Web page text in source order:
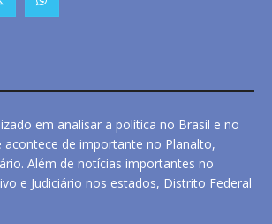
em analisar a política no Brasil e no
acontece de importante no Planalto,
Além de notícias importantes no
e Judiciário nos estados, Distrito Federal